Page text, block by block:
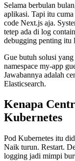
Selama berbulan
aplikasi. Tapi itu
code Next.js aja.
tetep ada di log
debugging penting itu
Gue butuh solusi
namespace my-app
Jawabannya adalah
Elasticsearch.
Kenapa
Kubernetes
Pod Kubernetes itu
Naik turun. Restart.
logging jadi mimpi